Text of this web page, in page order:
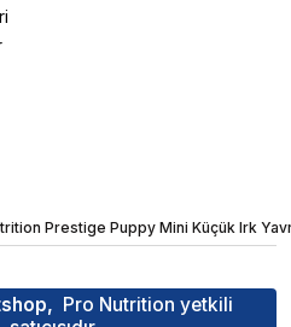
Prestige Puppy Mini Küçük Irk
Pro Nutrition yetkili